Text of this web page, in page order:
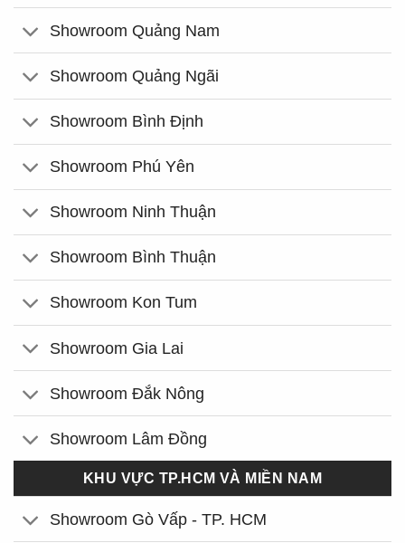
Showroom Quảng Nam
Showroom Quảng Ngãi
Showroom Bình Định
Showroom Phú Yên
Showroom Ninh Thuận
Showroom Bình Thuận
Showroom Kon Tum
Showroom Gia Lai
Showroom Đắk Nông
Showroom Lâm Đồng
KHU VỰC TP.HCM VÀ MIỀN NAM
Showroom Gò Vấp - TP. HCM